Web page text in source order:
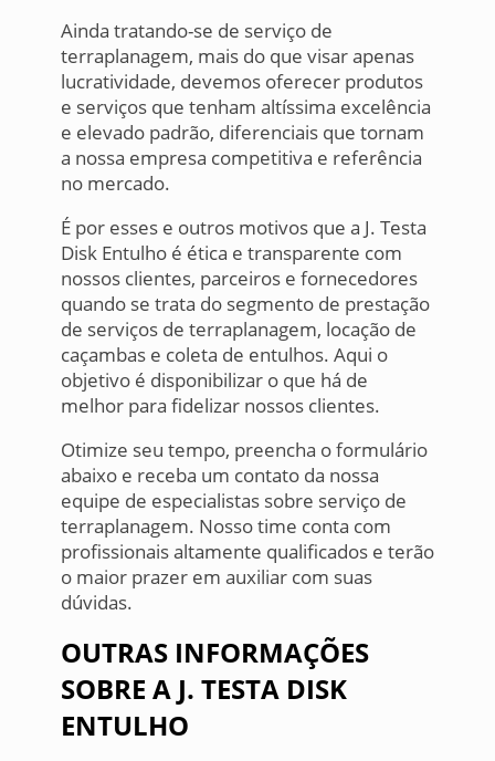
Ainda tratando-se de serviço de
terraplanagem, mais do que visar apenas
lucratividade, devemos oferecer produtos
e serviços que tenham altíssima excelência
e elevado padrão, diferenciais que tornam
a nossa empresa competitiva e referência
no mercado.
É por esses e outros motivos que a J. Testa
Disk Entulho é ética e transparente com
nossos clientes, parceiros e fornecedores
quando se trata do segmento de prestação
de serviços de terraplanagem, locação de
caçambas e coleta de entulhos. Aqui o
objetivo é disponibilizar o que há de
melhor para fidelizar nossos clientes.
Otimize seu tempo, preencha o formulário
abaixo e receba um contato da nossa
equipe de especialistas sobre serviço de
terraplanagem. Nosso time conta com
profissionais altamente qualificados e terão
o maior prazer em auxiliar com suas
dúvidas.
OUTRAS INFORMAÇÕES
SOBRE A J. TESTA DISK
ENTULHO